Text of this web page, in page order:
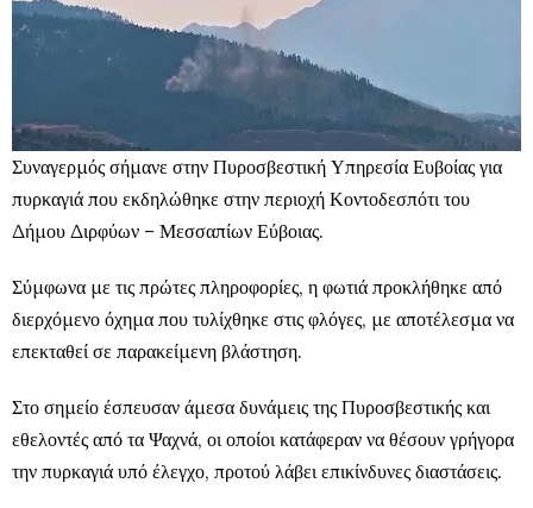
Συναγερμός σήμανε στην Πυροσβεστική Υπηρεσία Ευβοίας για
πυρκαγιά που εκδηλώθηκε στην περιοχή Κοντοδεσπότι του
Δήμου Διρφύων – Μεσσαπίων Εύβοιας.
Σύμφωνα με τις πρώτες πληροφορίες, η φωτιά προκλήθηκε από
διερχόμενο όχημα που τυλίχθηκε στις φλόγες, με αποτέλεσμα να
επεκταθεί σε παρακείμενη βλάστηση.
Στο σημείο έσπευσαν άμεσα δυνάμεις της Πυροσβεστικής και
εθελοντές από τα Ψαχνά, οι οποίοι κατάφεραν να θέσουν γρήγορα
την πυρκαγιά υπό έλεγχο, προτού λάβει επικίνδυνες διαστάσεις.